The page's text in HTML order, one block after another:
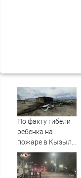
По факту гибели
ребенка на
пожаре в Кызыл-
Таше возбуждено
уголовное дело